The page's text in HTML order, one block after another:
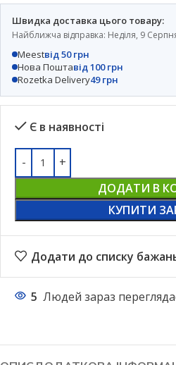
Швидка доставка цього товару:
Найближча відправка: Неділя, 9
Meestвід 50 грн
Нова Поштавід 100 грн
Rozetka Delivery49 грн
Є в наявності
ДОДАТИ В
КУПИТИ
Додати до списку
5 Людей зараз